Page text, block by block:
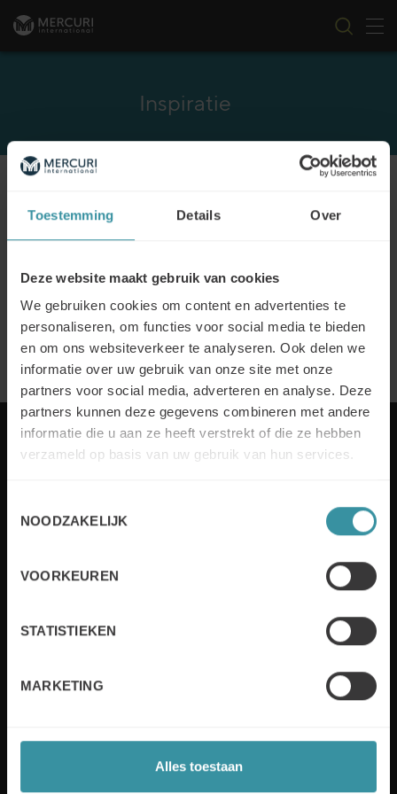
Toestemming Details Over
Deze website maakt gebruik van cookies
We gebruiken cookies om content en advertenties te
personaliseren, om functies voor social media te bieden
en om ons websiteverkeer te analyseren. Ook delen we
informatie over uw gebruik van onze site met onze
partners voor social media, adverteren en analyse. Deze
partners kunnen deze gegevens combineren met andere
informatie die u aan ze heeft verstrekt of die ze hebben
verzameld op basis van uw gebruik van hun services.
NOODZAKELIJK
VOORKEUREN
STATISTIEKEN
MARKETING
Alles toestaan
Ga naar inhoud
Inspiratie
Gamification – Dingen die tot nu toe
vervelend waren, worden plezieriger!
Lees meer
dan 50 landen in staat om sales excellence te
behalen. Wij bedienen onze klanten zowel lokaal als
industrie-expertise. De verschillende bewezen
verkooptechnieken en -methodieken zullen helpen
Useful links